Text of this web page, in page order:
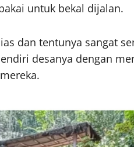
untuk bekal dijalan.
dan tentunya sangat
desanya dengan